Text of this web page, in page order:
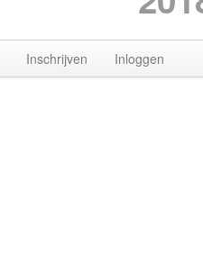
Inschrijven Inloggen